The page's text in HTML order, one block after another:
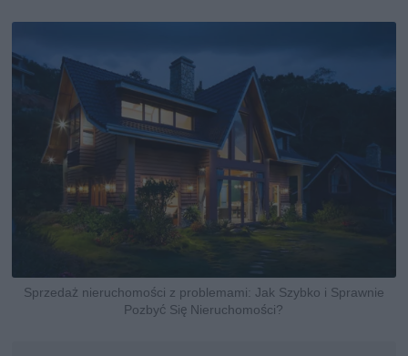
Sprzedaż nieruchomości z problemami: Jak Szybko i Sprawnie
Pozbyć Się Nieruchomości?